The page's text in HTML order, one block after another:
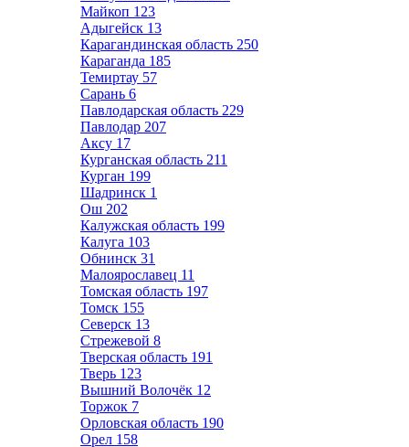
Майкоп 123
Адыгейск 13
Карагандинская область 250
Караганда 185
Темиртау 57
Сарань 6
Павлодарская область 229
Павлодар 207
Аксу 17
Курганская область 211
Курган 199
Шадринск 1
Ош 202
Калужская область 199
Калуга 103
Обнинск 31
Малоярославец 11
Томская область 197
Томск 155
Северск 13
Стрежевой 8
Тверская область 191
Тверь 123
Вышний Волочёк 12
Торжок 7
Орловская область 190
Орел 158